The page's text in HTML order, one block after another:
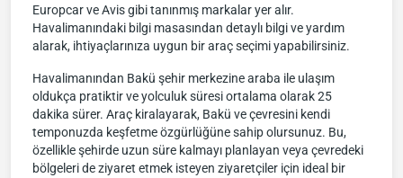
Europcar ve Avis gibi tanınmış markalar yer alır.
Havalimanındaki bilgi masasından detaylı bilgi ve yardım
alarak, ihtiyaçlarınıza uygun bir araç seçimi yapabilirsiniz.
Havalimanından Bakü şehir merkezine araba ile ulaşım
oldukça pratiktir ve yolculuk süresi ortalama olarak 25
dakika sürer. Araç kiralayarak, Bakü ve çevresini kendi
temponuzda keşfetme özgürlüğüne sahip olursunuz. Bu,
özellikle şehirde uzun süre kalmayı planlayan veya çevredeki
bölgeleri de ziyaret etmek isteyen ziyaretçiler için ideal bir